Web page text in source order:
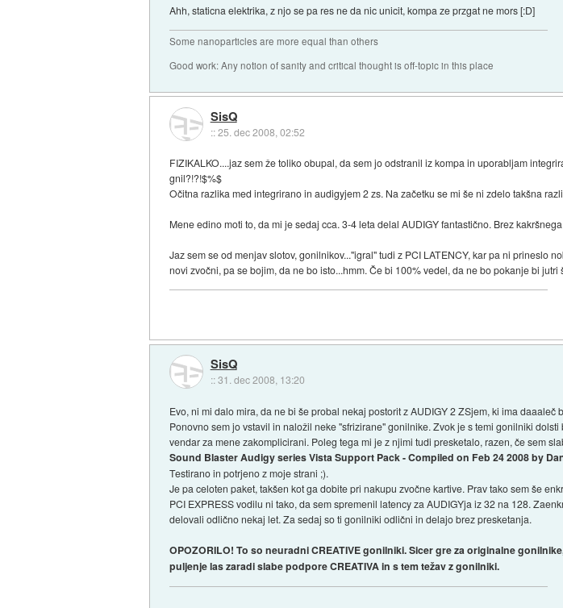
Ahh, staticna elektrika, z njo se pa res ne da nic unicit, kompa ze przgat ne mors [:D]
Some nanoparticles are more equal than others
Good work: Any notion of sanity and critical thought is off-topic in this place
SisQ
::25. dec 2008, 02:52
FIZIKALKO....jaz sem že toliko obupal, da sem jo odstranil iz kompa in uporabljam
gnil?!?!$%$
Očitna razlika med integrirano in audigyjem 2 zs. Na začetku se mi še ni zdelo takšna
Mene edino moti to, da mi je sedaj cca. 3-4 leta delal AUDIGY fantastično. Brez
Jaz sem se od menjav slotov, gonilnikov..."igral" tudi z PCI LATENCY, kar pa ni prineslo
novi zvočni, pa se bojim, da ne bo isto...hmm. Če bi 100% vedel, da ne bo pokanje bi jutri
SisQ
::31. dec 2008, 13:20
Evo, ni mi dalo mira, da ne bi še probal nekaj postorit z AUDIGY 2 ZSjem, ki ima
Ponovno sem jo vstavil in naložil neke "sfrizirane" gonilnike. Zvok je s temi gonilniki
vendar za mene zakomplicirani. Poleg tega mi je z njimi tudi presketalo, razen, če sem
Sound Blaster Audigy series Vista Support Pack - Compiled on Feb 24 2008 by
Testirano in potrjeno z moje strani ;).
Je pa celoten paket, takšen kot ga dobite pri nakupu zvočne kartive. Prav tako sem še
PCI EXPRESS vodilu ni tako, da sem spremenil latency za AUDIGYja iz 32 na 128.
delovali odlično nekaj let. Za sedaj so ti gonilniki odlični in delajo brez presketanja.
OPOZORILO! To so neuradni CREATIVE gonilniki. Sicer gre za originalne
puljenje las zaradi slabe podpore CREATIVA in s tem težav z gonilniki.